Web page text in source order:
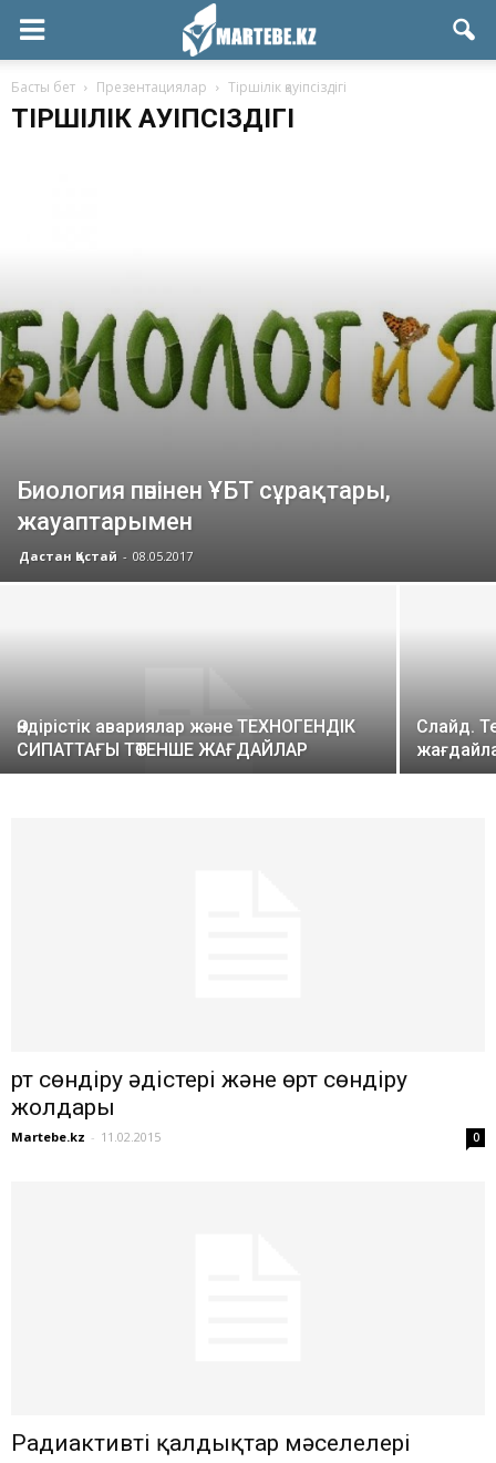
Басты бет Презентациялар Тіршілік қауіпсіздігі
ТІРШІЛІК ҚАУІПСІЗДІГІ
Биология пәнінен ҰБТ сұрақтары,
жауаптарымен
Дастан Қастай - 08.05.2017
Өндірістік авариялар және ТЕХНОГЕНДІК
СИПАТТАҒЫ ТӨТЕНШЕ ЖАҒДАЙЛАР
Слайд.
Өрт сөндіру әдістері және өрт сөндіру
жолдары
Martebe.kz - 11.02.2015 0
Радиактивті қалдықтар мәселелері